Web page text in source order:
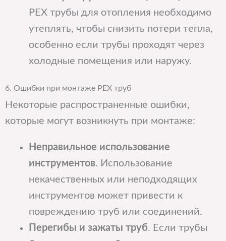
PEX трубы для отопления необходимо
утеплять, чтобы снизить потери тепла,
особенно если трубы проходят через
холодные помещения или наружу.
6. Ошибки при монтаже PEX труб
Некоторые распространенные ошибки,
которые могут возникнуть при монтаже:
Неправильное использование
инструментов. Использование
некачественных или неподходящих
инструментов может привести к
повреждению труб или соединений.
Перегибы и зажаты труб. Если трубы